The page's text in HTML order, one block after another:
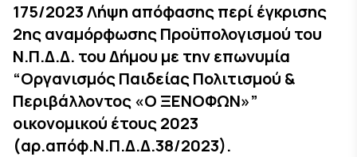
175/2023 Λήψη απόφασης περί έγκρισης
2ης αναμόρφωσης Προϋπολογισμού του
Ν.Π.Δ.Δ. του Δήμου με την επωνυμία
“Οργανισμός Παιδείας Πολιτισμού &
Περιβάλλοντος «Ο ΞΕΝΟΦΩΝ»”
οικονομικού έτους 2023
(αρ.απόφ.Ν.Π.Δ.Δ.38/2023).